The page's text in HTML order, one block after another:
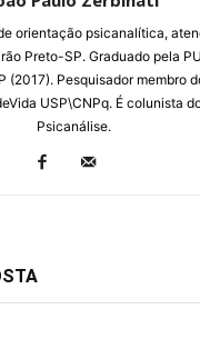
orientação psicanalítica,
Preto-SP. Graduado pela
(2017). Pesquisador membro
USP\CNPq. É colunista
Psicanálise.